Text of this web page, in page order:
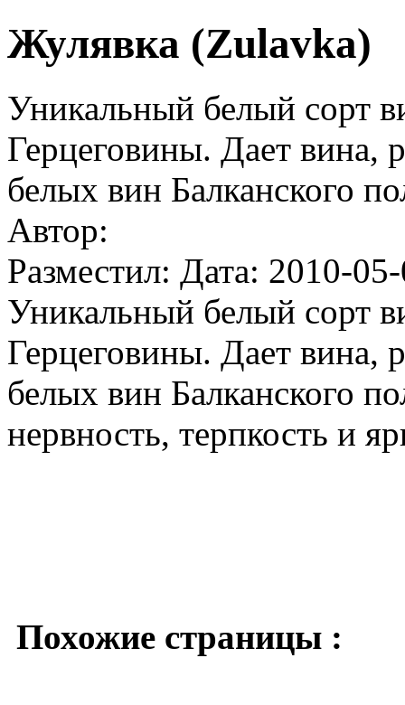
Жулявка (Zulavka)
Уникальный белый сорт
Герцеговины. Дает вина,
белых вин Балканского
Автор:
Разместил: Дата: 2010-
Уникальный белый сорт
Герцеговины. Дает вина,
белых вин Балканского
нервность, терпкость и
Похожие страницы :